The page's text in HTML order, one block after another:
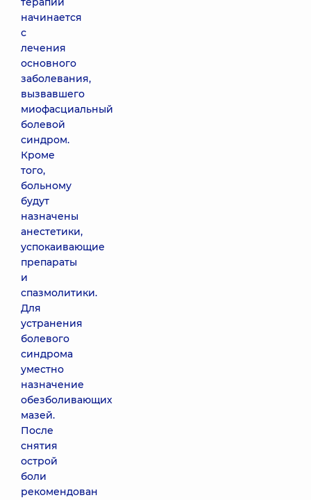
начинается
с
лечения
основного
заболевания,
вызвавшего
миофасциальный
болевой
синдром.
Кроме
того,
больному
будут
назначены
анестетики,
успокаивающие
препараты
и
спазмолитики.
Для
устранения
болевого
синдрома
уместно
назначение
обезболивающих
мазей.
После
снятия
острой
боли
рекомендован